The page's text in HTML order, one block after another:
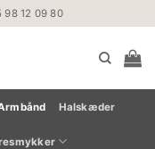
98 12 09 80
Halskæder